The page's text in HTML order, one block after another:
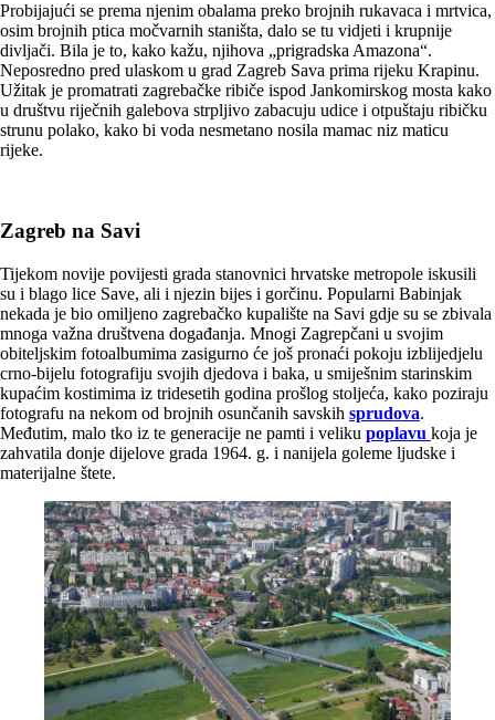
Probijajući se prema njenim obalama preko brojnih rukavaca i mrtvica,
osim brojnih ptica močvarnih staništa, dalo se tu vidjeti i krupnije
divljači. Bila je to, kako kažu, njihova „prigradska Amazona“.
Neposredno pred ulaskom u grad Zagreb Sava prima rijeku Krapinu.
Užitak je promatrati zagrebačke ribiče ispod Jankomirskog mosta kako
u društvu riječnih galebova strpljivo zabacuju udice i otpuštaju ribičku
strunu polako, kako bi voda nesmetano nosila mamac niz maticu
rijeke.
Zagreb na Savi
Tijekom novije povijesti grada stanovnici hrvatske metropole iskusili
su i blago lice Save, ali i njezin bijes i gorčinu. Popularni Babinjak
nekada je bio omiljeno zagrebačko kupalište na Savi gdje su se zbivala
mnoga važna društvena događanja. Mnogi Zagrepčani u svojim
obiteljskim fotoalbumima zasigurno će još pronaći pokoju izblijedjelu
crno-bijelu fotografiju svojih djedova i baka, u smiješnim starinskim
kupaćim kostimima iz tridesetih godina prošlog stoljeća, kako poziraju
fotografu na nekom od brojnih osunčanih savskih sprudova.
Međutim, malo tko iz te generacije ne pamti i veliku poplavu koja je
zahvatila donje dijelove grada 1964. g. i nanijela goleme ljudske i
materijalne štete.